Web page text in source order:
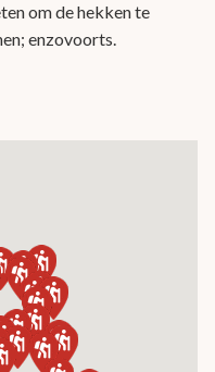
om de hekken te
enzovoorts.